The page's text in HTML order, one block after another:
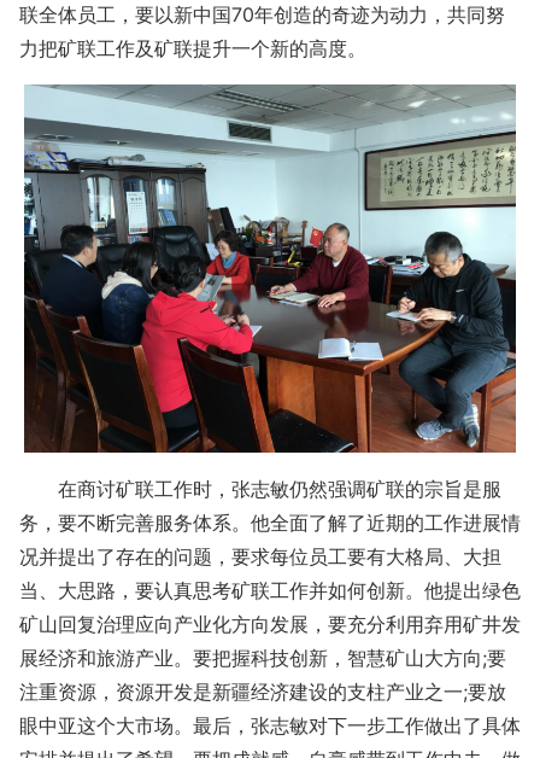
联全体员工，要以新中国70年创造的奇迹为动力，共同努
力把矿联工作及矿联提升一个新的高度。
在商讨矿联工作时，张志敏仍然强调矿联的宗旨是服
务，要不断完善服务体系。他全面了解了近期的工作进展情
况并提出了存在的问题，要求每位员工要有大格局、大担
当、大思路，要认真思考矿联工作并如何创新。他提出绿色
矿山回复治理应向产业化方向发展，要充分利用弃用矿井发
展经济和旅游产业。要把握科技创新，智慧矿山大方向;要
注重资源，资源开发是新疆经济建设的支柱产业之一;要放
眼中亚这个大市场。最后，张志敏对下一步工作做出了具体